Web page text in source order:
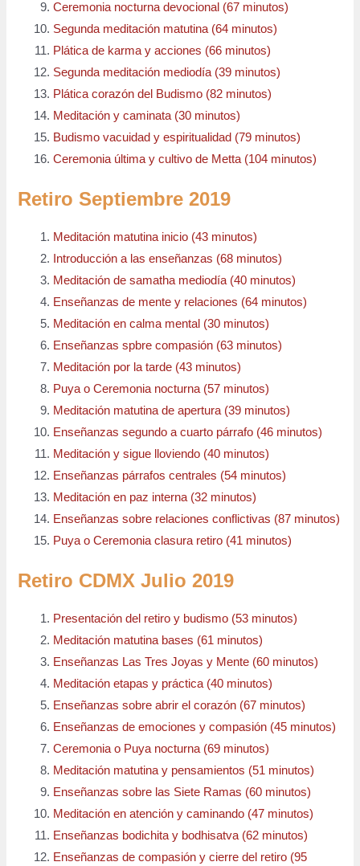
Ceremonia nocturna devocional (67 minutos)
Segunda meditación matutina (64 minutos)
Plática de karma y acciones (66 minutos)
Segunda meditación mediodía (39 minutos)
Plática corazón del Budismo (82 minutos)
Meditación y caminata (30 minutos)
Budismo vacuidad y espiritualidad (79 minutos)
Ceremonia última y cultivo de Metta (104 minutos)
Retiro Septiembre 2019
Meditación matutina inicio (43 minutos)
Introducción a las enseñanzas (68 minutos)
Meditación de samatha mediodía (40 minutos)
Enseñanzas de mente y relaciones (64 minutos)
Meditación en calma mental (30 minutos)
Enseñanzas spbre compasión (63 minutos)
Meditación por la tarde (43 minutos)
Puya o Ceremonia nocturna (57 minutos)
Meditación matutina de apertura (39 minutos)
Enseñanzas segundo a cuarto párrafo (46 minutos)
Meditación y sigue lloviendo (40 minutos)
Enseñanzas párrafos centrales (54 minutos)
Meditación en paz interna (32 minutos)
Enseñanzas sobre relaciones conflictivas (87 minutos)
Puya o Ceremonia clasura retiro (41 minutos)
Retiro CDMX Julio 2019
Presentación del retiro y budismo (53 minutos)
Meditación matutina bases (61 minutos)
Enseñanzas Las Tres Joyas y Mente (60 minutos)
Meditación etapas y práctica (40 minutos)
Enseñanzas sobre abrir el corazón (67 minutos)
Enseñanzas de emociones y compasión (45 minutos)
Ceremonia o Puya nocturna (69 minutos)
Meditación matutina y pensamientos (51 minutos)
Enseñanzas sobre las Siete Ramas (60 minutos)
Meditación en atención y caminando (47 minutos)
Enseñanzas bodichita y bodhisatva (62 minutos)
Enseñanzas de compasión y cierre del retiro (95